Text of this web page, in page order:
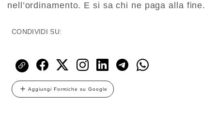
nell’ordinamento. E si sa chi ne paga alla fine.
CONDIVIDI SU:
Aggiungi Formiche su Google